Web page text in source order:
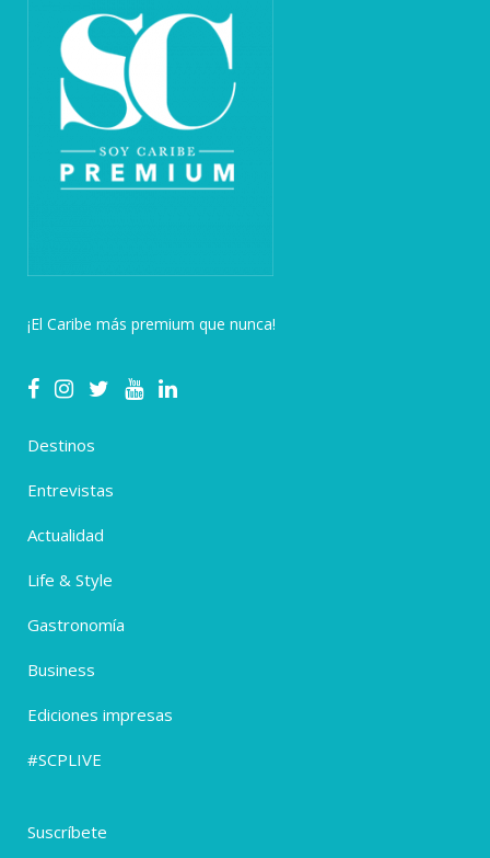
¡El Caribe más premium que nunca!
Destinos
Entrevistas
Actualidad
Life & Style
Gastronomía
Business
Ediciones impresas
#SCPLIVE
Suscríbete